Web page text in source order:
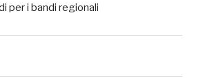
per i bandi regionali